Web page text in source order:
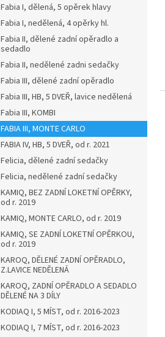
Fabia I, dělená, 5 opěrek hlavy
Fabia I, nedělená, 4 opěrky hl.
Fabia II, dělené zadní opěradlo a
sedadlo
Fabia II, nedělené zadni sedačky
Fabia III, dělené zadní opěradlo
Fabia III, HB, 5 DVEŘ, lavice nedělená
Fabia III, KOMBI
FABIA III, MONTE CARLO
FABIA IV, HB, 5 DVEŘ, od r. 2021
Felicia, dělené zadní sedačky
Felicia, nedělené zadní sedačky
KAMIQ, BEZ ZADNÍ LOKETNÍ OPĚRKY,
od r. 2019
KAMIQ, MONTE CARLO, od r. 2019
KAMIQ, SE ZADNÍ LOKETNÍ OPĚRKOU,
od r. 2019
KAROQ, DĚLENÉ ZADNÍ OPĚRADLO,
Z.LAVICE NEDĚLENÁ
KAROQ, ZADNÍ OPĚRADLO A SEDADLO
DĚLENÉ NA 3 DÍLY
KODIAQ I, 5 MÍST, od r. 2016-2023
KODIAQ I, 7 MÍST, od r. 2016-2023